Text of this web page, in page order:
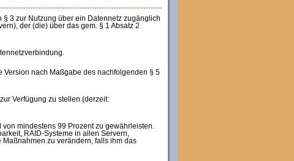
3 zur Nutzung über ein Datennetz zugänglich
der (die) über das gem. § 1 Absatz 2
Version nach Maßgabe des nachfolgenden § 5
Verfügung zu stellen (derzeit:
mindestens 99 Prozent zu gewährleisten.
RAID-Systeme in allen Servern,
zu verändern, falls ihm das